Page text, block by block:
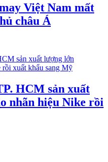
Việt Nam mất
châu Á
HCM sản xuất
nhãn hiệu Nike rồi